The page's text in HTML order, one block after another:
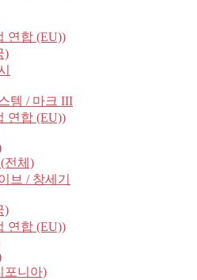
연합 (EU))
)
템 / 마크 III
연합 (EU))
전체)
브 / 창세기
)
연합 (EU))
포니아)